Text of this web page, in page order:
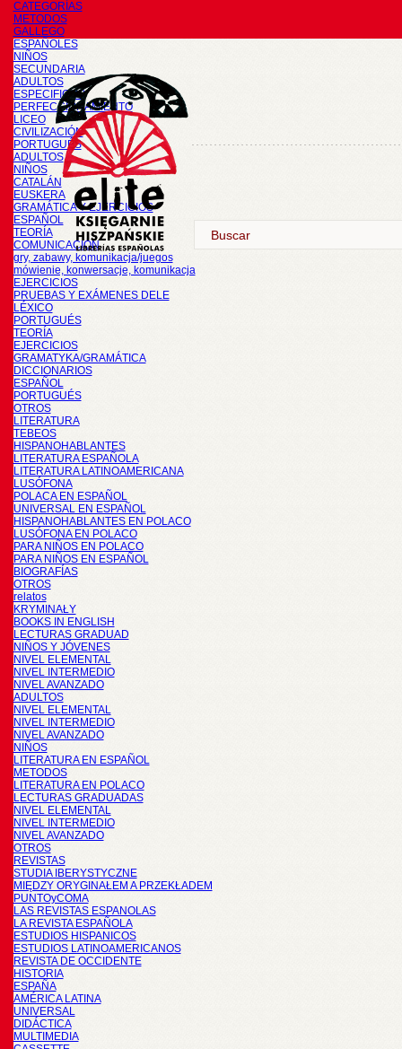
CATEGORÍAS
METODOS
GALLEGO
ESPAÑOLES
NIÑOS
SECUNDARIA
ADULTOS
ESPECIFICOS
PERFECCIONAMIENTO
LICEO
CIVILIZACIÓN
PORTUGUÉS
ADULTOS
NIÑOS
CATALÁN
EUSKERA
GRAMÁTICA Y EJERCICIOS
ESPAÑOL
TEORÍA
COMUNICACIÓN
gry, zabawy, komunikacja/juegos
mówienie, konwersacje, komunikacja
EJERCICIOS
PRUEBAS Y EXÁMENES DELE
LÉXICO
PORTUGUÉS
TEORÍA
EJERCICIOS
GRAMATYKA/GRAMÁTICA
DICCIONARIOS
ESPAÑOL
PORTUGUÉS
OTROS
LITERATURA
TEBEOS
HISPANOHABLANTES
LITERATURA ESPAÑOLA
LITERATURA LATINOAMERICANA
LUSÓFONA
POLACA EN ESPAÑOL
UNIVERSAL EN ESPAÑOL
HISPANOHABLANTES EN POLACO
LUSÓFONA EN POLACO
PARA NIÑOS EN POLACO
PARA NIÑOS EN ESPAÑOL
BIOGRAFÍAS
OTROS
relatos
KRYMINAŁY
BOOKS IN ENGLISH
LECTURAS GRADUAD
NIÑOS Y JÓVENES
NIVEL ELEMENTAL
NIVEL INTERMEDIO
NIVEL AVANZADO
ADULTOS
NIVEL ELEMENTAL
NIVEL INTERMEDIO
NIVEL AVANZADO
NIÑOS
LITERATURA EN ESPAÑOL
METODOS
LITERATURA EN POLACO
LECTURAS GRADUADAS
NIVEL ELEMENTAL
NIVEL INTERMEDIO
NIVEL AVANZADO
OTROS
REVISTAS
STUDIA IBERYSTYCZNE
MIĘDZY ORYGINAŁEM A PRZEKŁADEM
PUNTOyCOMA
LAS REVISTAS ESPANOLAS
LA REVISTA ESPAÑOLA
ESTUDIOS HISPANICOS
ESTUDIOS LATINOAMERICANOS
REVISTA DE OCCIDENTE
HISTORIA
ESPAÑA
AMÉRICA LATINA
UNIVERSAL
DIDÁCTICA
MULTIMEDIA